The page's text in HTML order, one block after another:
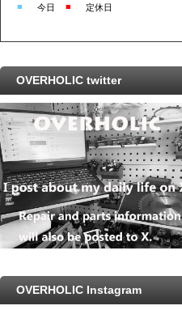
■ 今日 ■ 定休日
OVERHOLIC twitter
OVERHOLIC Instagram